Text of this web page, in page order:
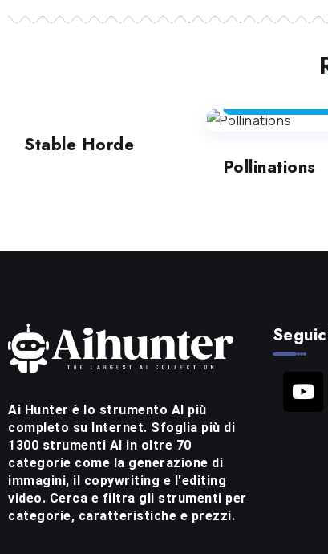
Stable Horde
Pollinations
Ai Hunter è lo strumento AI più
completo su Internet. Sfoglia più di
1300 strumenti AI in oltre 70
categorie come la generazione di
immagini, il copywriting e l'editing
video. Cerca e filtra gli strumenti per
categorie, caratteristiche e prezzi.